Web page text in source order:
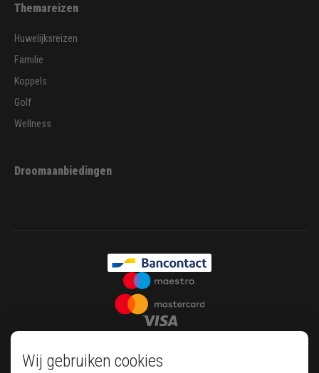
Wij gebruiken cookies
Themareizen
Huwelijksreizen
Familie
Koppels
Golf
Wellness
Droomaanbiedingen